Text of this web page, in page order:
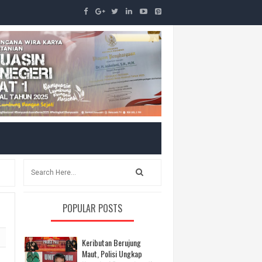
POPULAR POSTS
Keributan Berujung
Maut, Polisi Ungkap